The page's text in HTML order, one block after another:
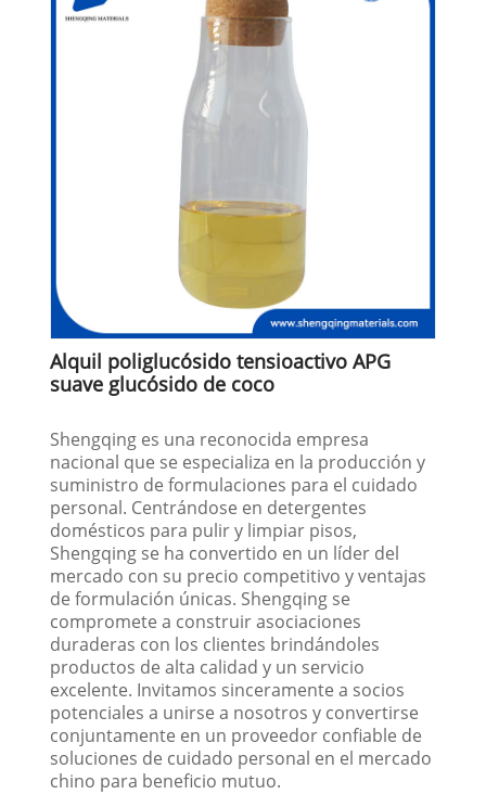
Alquil poliglucósido tensioactivo APG
suave glucósido de coco
Shengqing es una reconocida empresa
nacional que se especializa en la producción y
suministro de formulaciones para el cuidado
personal. Centrándose en detergentes
domésticos para pulir y limpiar pisos,
Shengqing se ha convertido en un líder del
mercado con su precio competitivo y ventajas
de formulación únicas. Shengqing se
compromete a construir asociaciones
duraderas con los clientes brindándoles
productos de alta calidad y un servicio
excelente. Invitamos sinceramente a socios
potenciales a unirse a nosotros y convertirse
conjuntamente en un proveedor confiable de
soluciones de cuidado personal en el mercado
chino para beneficio mutuo.